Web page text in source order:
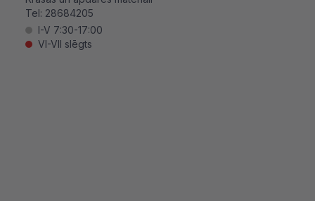
Tel: 28684205
I-V 7:30-17:00
VI-VII slēgts